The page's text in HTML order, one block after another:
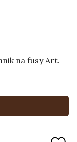
na fusy Art.